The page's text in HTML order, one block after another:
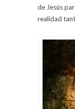
de Jesús
realidad